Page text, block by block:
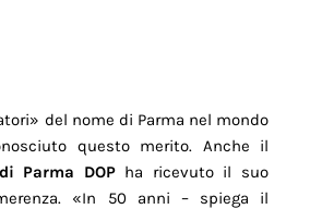
del nome di Parma nel mondo
questo merito. Anche il
Parma DOPha ricevuto il suo
«In 50 anni – spiega il